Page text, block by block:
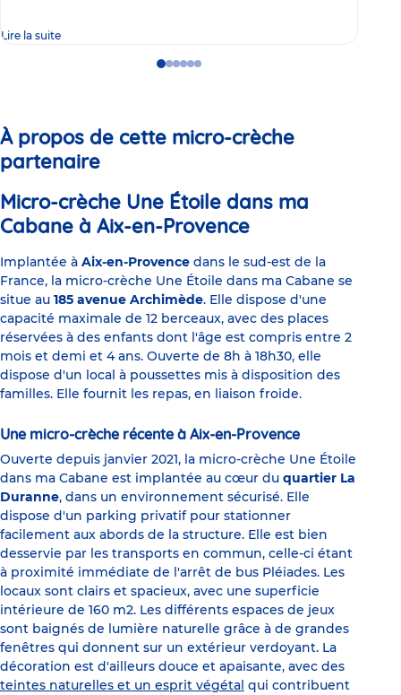
Lire la suite
GoGoGoGo
GoGo
À propos de cette micro-crèche
partenaire
Micro-crèche Une Étoile dans ma
Cabane à Aix-en-Provence
Implantée à Aix-en-Provence dans le sud-est de la
France, la micro-crèche Une Étoile dans ma Cabane se
situe au 185 avenue Archimède. Elle dispose d'une
capacité maximale de 12 berceaux, avec des places
réservées à des enfants dont l'âge est compris entre 2
mois et demi et 4 ans. Ouverte de 8h à 18h30, elle
dispose d'un local à poussettes mis à disposition des
familles. Elle fournit les repas, en liaison froide.
Une micro-crèche récente à Aix-en-Provence
Ouverte depuis janvier 2021, la micro-crèche Une Étoile
dans ma Cabane est implantée au cœur du quartier La
Duranne, dans un environnement sécurisé. Elle
dispose d'un parking privatif pour stationner
facilement aux abords de la structure. Elle est bien
desservie par les transports en commun, celle-ci étant
à proximité immédiate de l'arrêt de bus Pléiades. Les
locaux sont clairs et spacieux, avec une superficie
intérieure de 160 m2. Les différents espaces de jeux
sont baignés de lumière naturelle grâce à de grandes
fenêtres qui donnent sur un extérieur verdoyant. La
décoration est d'ailleurs douce et apaisante, avec des
teintes naturelles et un esprit végétal qui contribuent